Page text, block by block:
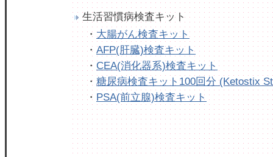
生活習慣病検査キット
・ 大腸がん検査キット
・ AFP(肝臓)検査キット
・ CEA(消化器系)検査キット
・ 糖尿病検査キット100回分 (Ketostix
・ PSA(前立腺)検査キット